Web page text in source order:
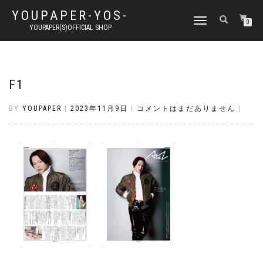
YOUPAPER-YOS-
YOUPAPER(S)OFFICIAL SHOP
ナ
ゲ
り
0
F1
BY YOUPAPER 2023年11月9日 コメントはまだありません